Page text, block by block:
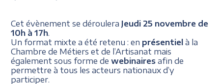
Cet évènement se déroulera Jeudi 25 novembre de
10h à 17h
Un format mixte a été retenu : en présentiel à la
Chambre de Métiers et de l’Artisanat mais
également sous forme dewebinaires afin de
permettre à tous les acteurs nationaux d’y
participer.